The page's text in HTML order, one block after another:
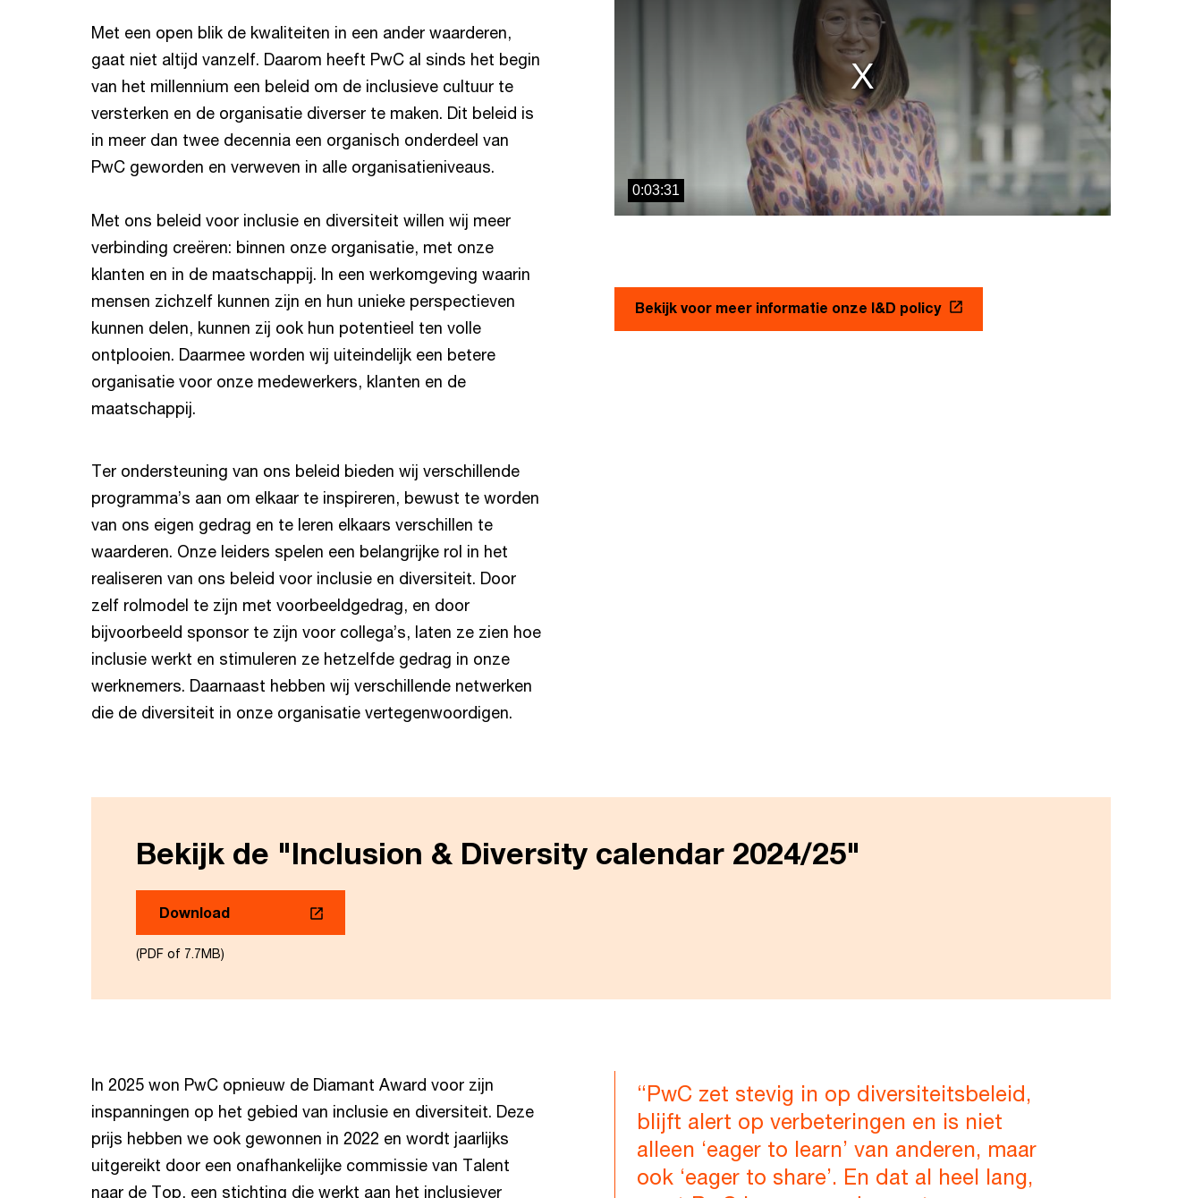
Met een open blik de kwaliteiten in een ander waarderen,
gaat niet altijd vanzelf. Daarom heeft PwC al sinds het begin
van het millennium een beleid om de inclusieve cultuur te
versterken en de organisatie diverser te maken. Dit beleid is
in meer dan twee decennia een organisch onderdeel van
PwC geworden en verweven in alle organisatieniveaus.
Met ons beleid voor inclusie en diversiteit willen wij meer
verbinding creëren: binnen onze organisatie, met onze
klanten en in de maatschappij. In een werkomgeving waarin
mensen zichzelf kunnen zijn en hun unieke perspectieven
kunnen delen, kunnen zij ook hun potentieel ten volle
ontplooien. Daarmee worden wij uiteindelijk een betere
organisatie voor onze medewerkers, klanten en de
maatschappij.
Ter ondersteuning van ons beleid bieden wij verschillende
programma’s aan om elkaar te inspireren, bewust te worden
van ons eigen gedrag en te leren elkaars verschillen te
waarderen. Onze leiders spelen een belangrijke rol in het
realiseren van ons beleid voor inclusie en diversiteit. Door
zelf rolmodel te zijn met voorbeeldgedrag, en door
bijvoorbeeld sponsor te zijn voor collega’s, laten ze zien hoe
inclusie werkt en stimuleren ze hetzelfde gedrag in onze
werknemers. Daarnaast hebben wij verschillende netwerken
die de diversiteit in onze organisatie vertegenwoordigen.
0:03:31
Bekijk voor meer informatie onze I&D policy
Bekijk de "Inclusion & Diversity calendar 2024/25"
Download
(PDF of 7.7MB)
In 2025 won PwC opnieuw de Diamant Award voor zijn
inspanningen op het gebied van inclusie en diversiteit. Deze
prijs hebben we ook gewonnen in 2022 en wordt jaarlijks
uitgereikt door een onafhankelijke commissie van Talent
naar de Top, een stichting die werkt aan het inclusiever
“PwC zet stevig in op diversiteitsbeleid,
blijft alert op verbeteringen en is niet
alleen ‘eager to learn’ van anderen, maar
ook ‘eager to share’. En dat al heel lang,